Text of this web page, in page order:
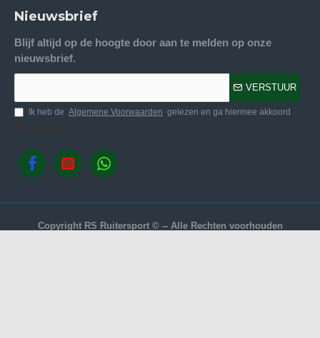
Nieuwsbrief
Blijf altijd op de hoogte door aan te melden op onze
nieuwsbrief.
VERSTUUR
Ik heb de Algemene Voorwaarden gelezen en ga hiermee akkoord
Copyright RS Ruitersport © -- Alle Rechten voorhouden